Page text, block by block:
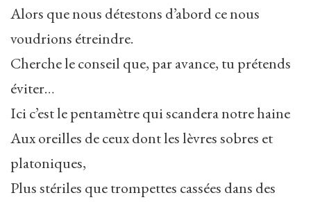
Alors que nous détestons d’abord ce nous
voudrions étreindre.
Cherche le conseil que, par avance, tu prétends
éviter…
Ici c’est le pentamètre qui scandera notre haine
Aux oreilles de ceux dont les lèvres sobres et
platoniques,
Plus stériles que trompettes cassées dans des